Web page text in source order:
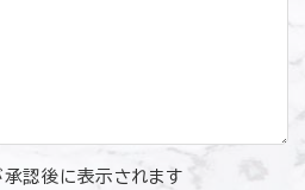
認後に表示されます